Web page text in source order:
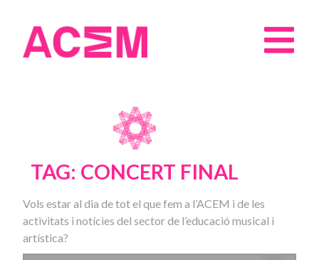
TAG: CONCERT FINAL
Vols estar al dia de tot el que fem a l’ACEM i de les
activitats i notícies del sector de l’educació musical i
artística?